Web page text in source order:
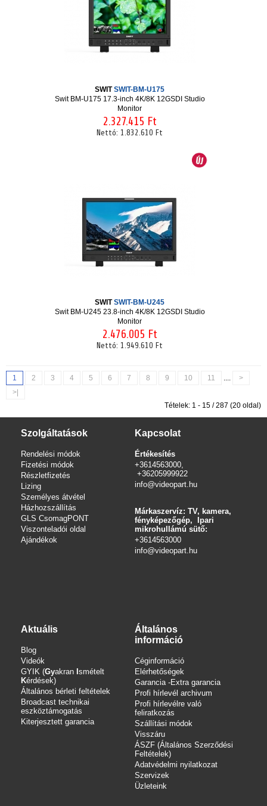
SWITSWIT-BM-U175
Swit BM-U175 17.3-inch 4K/8K 12GSDI Studio
Monitor
2.327.415 Ft
Nettó: 1.832.610 Ft
SWITSWIT-BM-U245
Swit BM-U245 23.8-inch 4K/8K 12GSDI Studio
Monitor
2.476.005 Ft
Nettó: 1.949.610 Ft
1 2 3 4 5 6 7 8 9 10 11 ....
>
>|
Tételek: 1 - 15 / 287 (20 oldal)
Szolgáltatások
Rendelési módok
Fizetési módok
Részletfizetés
Lizing
Személyes átvétel
Házhozszállítás
GLS CsomagPONT
Viszonteladói oldal
Ajándékok
Kapcsolat
Értékesítés
+3614563000,
+36205999922
info@videopart.hu
Márkaszervíz: TV, kamera,
fényképezőgép, Ipari
mikrohullámú sütő:
+3614563000
info@videopart.hu
Aktuális
Blog
Videók
GYIK (Gyakran smételt
Kérdések)
Általános bérleti feltételek
Broadcast technikai
eszköztámogatás
Kiterjesztett garancia
Általános
információ
Céginformáció
Elérhetőségek
Garancia -Extra garancia
Profi hírlevél archivum
Profi hírlevélre való
feliratkozás
Szállítási módok
Visszáru
ÁSZF (Általános Szerződési
Feltételek)
Adatvédelmi nyilatkozat
Szervizek
Üzleteink